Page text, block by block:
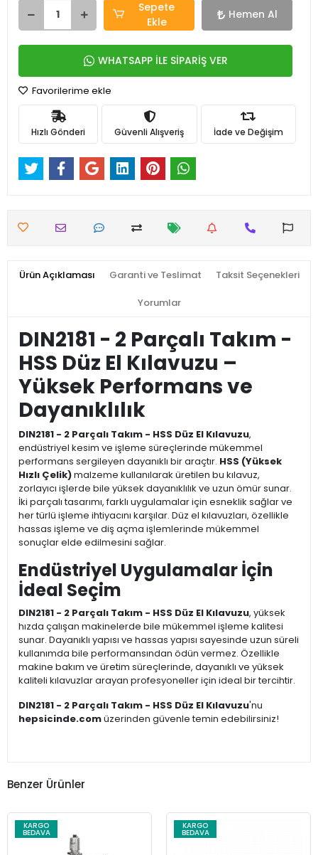
Sepete
Ekle
Hemen Al
WHATSAPP İLE SİPARİŞ VER
Favorilerime ekle
Hızlı Gönderi Güvenli Alışveriş İade ve Değişim
Ürün Açıklaması Garanti ve Teslimat Taksit Seçenekleri
Yorumlar
DIN2181 - 2 Parçalı Takım -
HSS Düz El Kılavuzu –
Yüksek Performans ve
Dayanıklılık
DIN2181 - 2 Parçalı Takım - HSS Düz El Kılavuzu,
endüstriyel kesim ve işleme süreçlerinde mükemmel
performans sergileyen dayanıklı bir araçtır. HSS (Yüksek
Hızlı Çelik)malzeme kullanılarak üretilen bu kılavuz,
zorlayıcı işlerde bile yüksek dayanıklılık ve uzun ömür sunar.
İki parçalı tasarımı, farklı uygulamalar için esneklik sağlar ve
her türlü işleme ihtiyacını karşılar. Düz el kılavuzları, özellikle
hassas işleme ve diş açma işlemlerinde mükemmel
sonuçlar elde edilmesini sağlar.
Endüstriyel Uygulamalar İçin
İdeal Seçim
DIN2181 - 2 Parçalı Takım - HSS Düz El Kılavuzu, yüksek
hızda çalışan makinelerde bile mükemmel işleme kalitesi
sunar. Dayanıklı yapısı ve hassas yapısı sayesinde uzun süreli
kullanımda bile performansından ödün vermez. Özellikle
makine bakım ve üretim süreçlerinde, dayanıklı ve yüksek
kaliteli kılavuzlar arayan profesyoneller için ideal bir tercihtir.
DIN2181 - 2 Parçalı Takım - HSS Düz El Kılavuzu'nu
hepsicinde.comüzerinden güvenle temin edebilirsiniz!
Benzer Ürünler
KARGO
BEDAVA
KARGO
BEDAVA